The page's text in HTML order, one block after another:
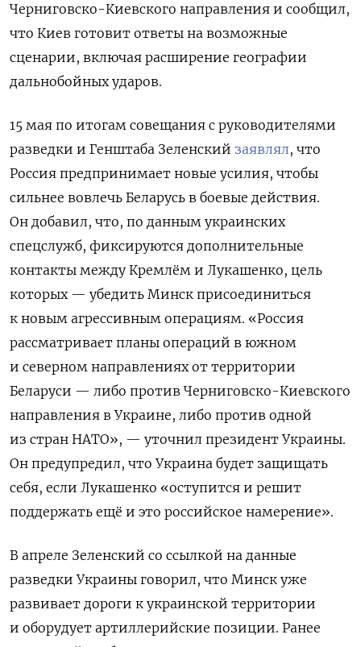
Черниговско-Киевского направления и сообщил,
что Киев готовит ответы на возможные
сценарии, включая расширение географии
дальнобойных ударов.
15 мая по итогам совещания с руководителями
разведки и Генштаба Зеленский заявлял, что
Россия предпринимает новые усилия, чтобы
сильнее вовлечь Беларусь в боевые действия.
Он добавил, что, по данным украинских
спецслужб, фиксируются дополнительные
контакты между Кремлём и Лукашенко, цель
которых — убедить Минск присоединиться
к новым агрессивным операциям. «Россия
рассматривает планы операций в южном
и северном направлениях от территории
Беларуси — либо против Черниговско-Киевского
направления в Украине, либо против одной
из стран НАТО», — уточнил президент Украины.
Он предупредил, что Украина будет защищать
себя, если Лукашенко «оступится и решит
поддержать ещё и это российское намерение».
В апреле Зеленский со ссылкой на данные
разведки Украины говорил, что Минск уже
развивает дороги к украинской территории
и оборудует артиллерийские позиции. Ранее